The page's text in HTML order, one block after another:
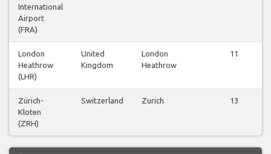
International
Airport
(FRA)
London
Heathrow
(LHR)
United
Kingdom
London
Heathrow
11
Zürich-
Kloten
(ZRH)
Switzerland Zurich 13